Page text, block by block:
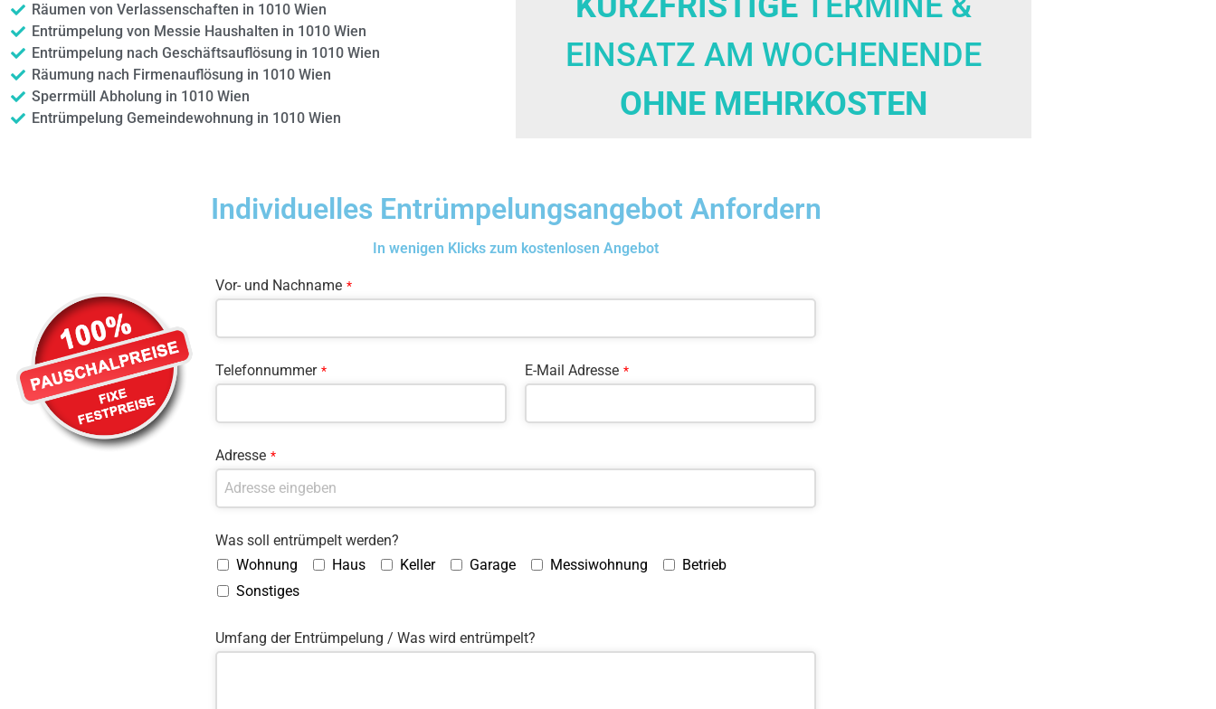
Räumen von Verlassenschaften in 1010 Wien
Entrümpelung von Messie Haushalten in 1010 Wien
Entrümpelung nach Geschäftsauflösung in 1010 Wien
Räumung nach Firmenauflösung in 1010 Wien
Sperrmüll Abholung in 1010 Wien
Entrümpelung Gemeindewohnung in 1010 Wien
EINSATZ AM WOCHENENDE
OHNE MEHRKOSTEN
Individuelles Entrümpelungsangebot Anfordern
In wenigen Klicks zum kostenlosen Angebot
Vor- und Nachname *
Telefonnummer * E-Mail Adresse *
Adresse *
Was soll entrümpelt werden?
Wohnung
Haus Keller Garage Messiwohnung
Betrieb
Sonstiges
Umfang der Entrümpelung / Was wird entrümpelt?